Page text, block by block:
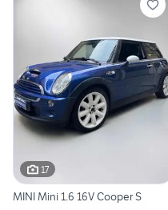
17
MINI Mini 1.6 16V Cooper S